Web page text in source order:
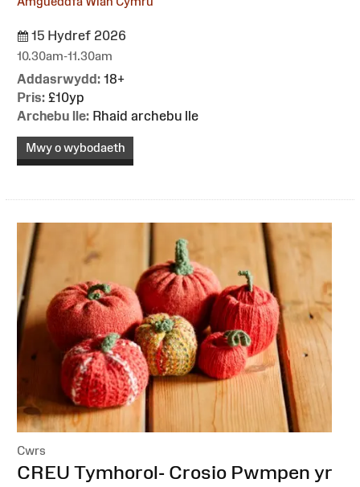
15 Hydref 2026
10.30am-11.30am
Addasrwydd: 18+
Pris: £10yp
Archebu lle: Rhaid archebu lle
Mwy o wybodaeth
Cwrs
:CREU Tymhorol- Crosio Pwmpen yr